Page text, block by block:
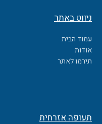
ניווט באתר
עמוד הבית
אודות
תירמו לאתר
תעופה אזרחית